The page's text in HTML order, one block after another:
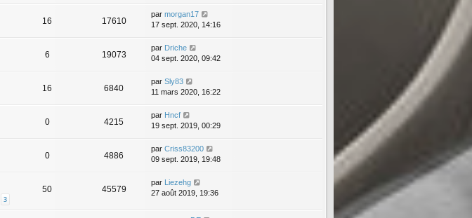
16 17610
par morgan17
17 sept. 2020, 14:16
6 19073
par Driche
04 sept. 2020, 09:42
16 6840
par Sly83
11 mars 2020, 16:22
0 4215
par Hncf
19 sept. 2019, 00:29
0 4886
par Criss83200
09 sept. 2019, 19:48
3
50 45579
par Liezehg
27 août 2019, 19:36